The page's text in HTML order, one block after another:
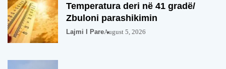
Temperatura deri në 41 gradë/
Zbuloni parashikimin
Lajmi I PareAugust 5, 2026